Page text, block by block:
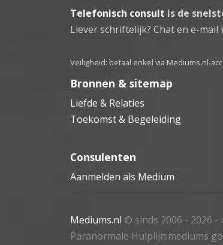
Telefonisch consult is de
Liever schriftelijk? Chat en e-
Veiligheid: betaal enkel via Mediums.nl-
Bronnen & sitemap
Liefde & Relaties
Toekomst & Begeleiding
Consulenten
Aanmelden als Medium
Mediums.nl © sinds 2006 - 2026 -
Paranormale Hulplijn:mediums